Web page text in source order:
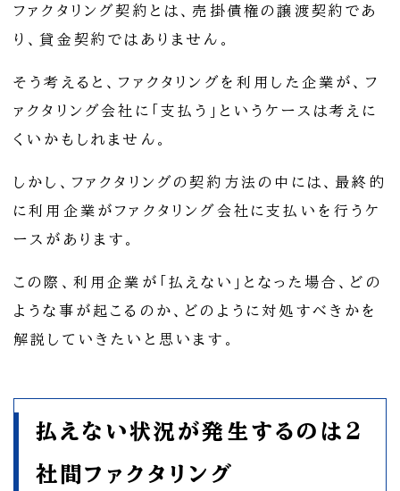
ファクタリング契約とは、売掛債権の譲渡契約であ
り、貸金契約ではありません。
そう考えると、ファクタリングを利用した企業が、フ
ァクタリング会社に「支払う」というケースは考えに
くいかもしれません。
しかし、ファクタリングの契約方法の中には、最終的
に利用企業がファクタリング会社に支払いを行うケ
ースがあります。
この際、利用企業が「払えない」となった場合、どの
ような事が起こるのか、どのように対処すべきかを
解説していきたいと思います。
払えない状況が発生するのは2
社間ファクタリング